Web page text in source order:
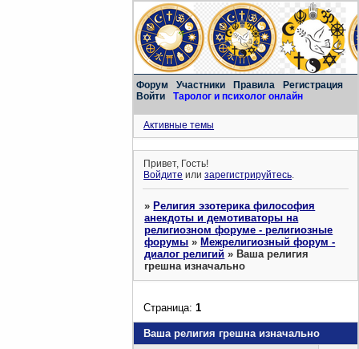
Форум Участники Правила
Регистрация
Войти
Таролог и психолог онлайн
Активные темы
Привет, Гость!
Войдите илизарегистрируйтесь.
»Религия эзотерика философия
анекдоты и демотиваторы на
религиозном форуме - религиозные
форумы »Межрелигиозный форум -
диалог религий »Ваша религия
грешна изначально
Ваша религия грешна изначально
Страница:1